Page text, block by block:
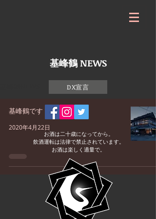
基峰鶴 NEWS
基峰鶴です ♪
2020年4月22日
DX宣言
お酒は二十歳になってから。
飲酒運転は法律で禁止されています。
お酒は楽しく適量で。